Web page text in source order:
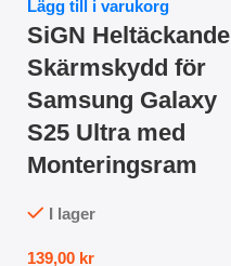
Lägg till i varukorg
SiGN Heltäckande
Skärmskydd för
Samsung Galaxy
S25 Ultra med
Monteringsram
I lager
139,00 kr